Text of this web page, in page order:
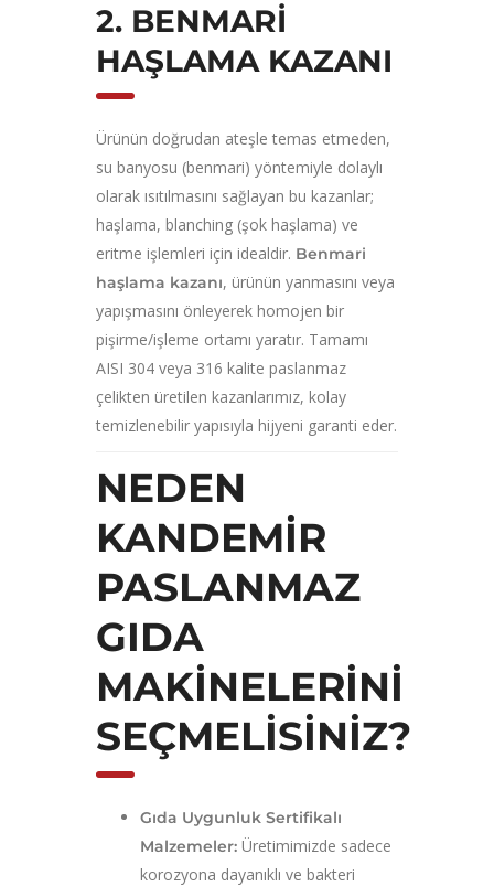
2. BENMARI
HAŞLAMA KAZANI
Ürünün doğrudan ateşle temas etmeden,
su banyosu (benmari) yöntemiyle dolaylı
olarak ısıtılmasını sağlayan bu kazanlar;
haşlama, blanching (şok haşlama) ve
eritme işlemleri için idealdir. Benmari
haşlama kazanı, ürünün yanmasını veya
yapışmasını önleyerek homojen bir
pişirme/işleme ortamı yaratır. Tamamı
AISI 304 veya 316 kalite paslanmaz
çelikten üretilen kazanlarımız, kolay
temizlenebilir yapısıyla hijyeni garanti eder.
NEDEN
KANDEMIR
PASLANMAZ
GIDA
MAKINELERINI
SEÇMELISINIZ?
Gıda Uygunluk Sertifikalı
Malzemeler: Üretimimizde sadece
korozyona dayanıklı ve bakteri